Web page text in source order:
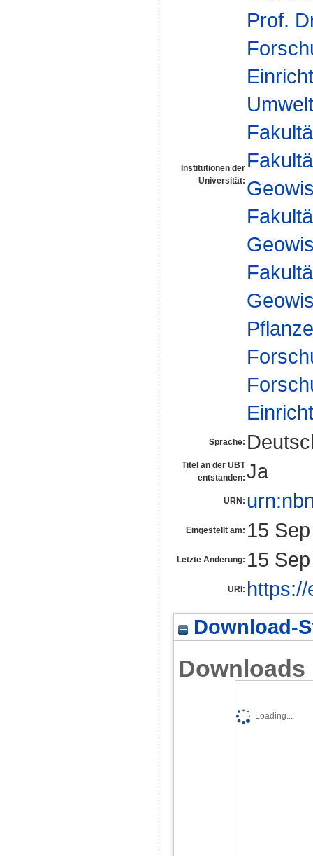
Institutionen der
Universität:
Prof.
Sprache:
Titel an der UBT
entstanden: Ja
URN:
Eingestellt am: 15
Letzte Änderung: 15
URI:
Download-
Downloads
Loading...